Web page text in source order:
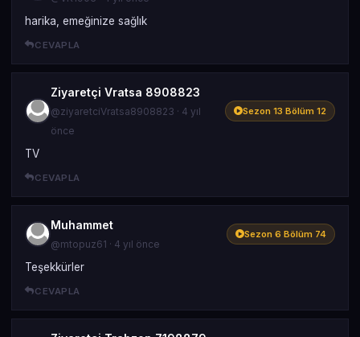
harika, emeğinize sağlık
CEVAPLA
Ziyaretçi Vratsa 8908823
@ziyaretciVratsa8908823 · 4 yıl
önce
Sezon 13 Bölüm 12
TV
CEVAPLA
Muhammet
@mtopuz61 · 4 yıl önce
Sezon 6 Bölüm 74
Teşekkürler
CEVAPLA